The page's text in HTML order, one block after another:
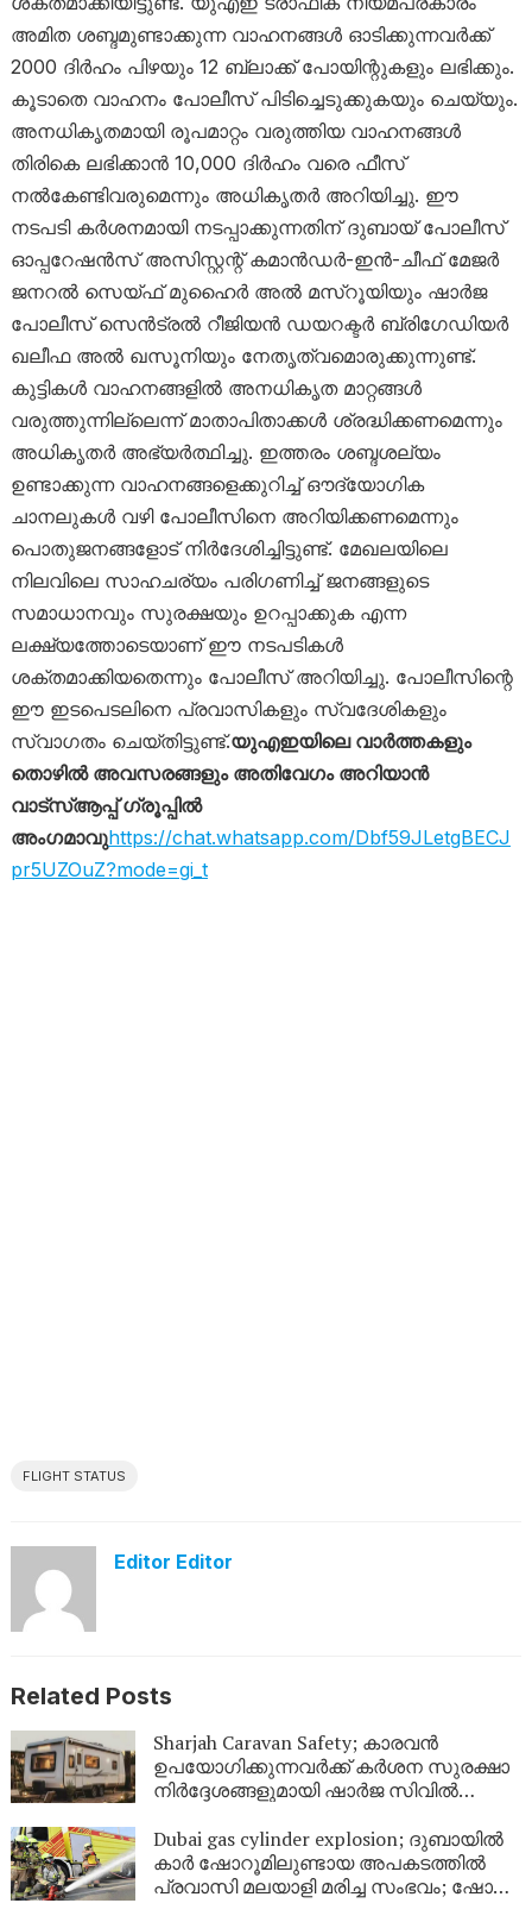
അമിത ശബ്ദമുണ്ടാക്കുന്ന വാഹനങ്ങൾ ഓടിക്കുന്നവർക്ക്
2000 ദിർഹം പിഴയും 12 ബ്ലാക്ക് പോയിന്റുകളും ലഭിക്കും.
കൂടാതെ വാഹനം പോലീസ് പിടിച്ചെടുക്കുകയും ചെയ്യും.
അനധികൃതമായി രൂപമാറ്റം വരുത്തിയ വാഹനങ്ങൾ
തിരികെ ലഭിക്കാൻ 10,000 ദിർഹം വരെ ഫീസ്
നൽകേണ്ടിവരുമെന്നും അധികൃതർ അറിയിച്ചു. ഈ
നടപടി കർശനമായി നടപ്പാക്കുന്നതിന് ദുബായ് പോലീസ്
ഓപ്പറേഷൻസ് അസിസ്റ്റന്റ് കമാൻഡർ-ഇൻ-ചീഫ് മേജർ
ജനറൽ സെയ്ഫ് മുഹൈർ അൽ മസ്‌റൂയിയും ഷാർജ
പോലീസ് സെൻട്രൽ റീജിയൻ ഡയറക്ടർ ബ്രിഗേഡിയർ
ഖലീഫ അൽ ഖസൂനിയും നേതൃത്വമൊരുക്കുന്നുണ്ട്.
കുട്ടികൾ വാഹനങ്ങളിൽ അനധികൃത മാറ്റങ്ങൾ
വരുത്തുന്നില്ലെന്ന് മാതാപിതാക്കൾ ശ്രദ്ധിക്കണമെന്നും
അധികൃതർ അഭ്യർത്ഥിച്ചു. ഇത്തരം ശബ്ദശല്യം
ഉണ്ടാക്കുന്ന വാഹനങ്ങളെക്കുറിച്ച് ഔദ്യോഗിക
ചാനലുകൾ വഴി പോലീസിനെ അറിയിക്കണമെന്നും
പൊതുജനങ്ങളോട് നിർദേശിച്ചിട്ടുണ്ട്. മേഖലയിലെ
നിലവിലെ സാഹചര്യം പരിഗണിച്ച് ജനങ്ങളുടെ
സമാധാനവും സുരക്ഷയും ഉറപ്പാക്കുക എന്ന
ലക്ഷ്യത്തോടെയാണ് ഈ നടപടികൾ
ശക്തമാക്കിയതെന്നും പോലീസ് അറിയിച്ചു. പോലീസിന്റെ
ഈ ഇടപെടലിനെ പ്രവാസികളും സ്വദേശികളും
സ്വാഗതം ചെയ്തിട്ടുണ്ട്.യുഎഇയിലെ വാർത്തകളും
തൊഴിൽ അവസരങ്ങളും അതിവേഗം അറിയാൻ
വാട്സ്ആപ്പ് ഗ്രൂപ്പിൽ
അംഗമാവുhttps://chat.whatsapp.com/Dbf59JLetgBECJ
pr5UZOuZ?mode=gi_t
FLIGHT STATUS
Editor Editor
Related Posts
Sharjah Caravan Safety; കാരവൻ
ഉപയോഗിക്കുന്നവർക്ക് കർശന സുരക്ഷാ
നിർദ്ദേശങ്ങളുമായി ഷാർജ സിവിൽ
Dubai gas cylinder explosion; ദുബായിൽ
കാർ ഷോറൂമിലുണ്ടായ അപകടത്തിൽ
പ്രവാസി മലയാളി മരിച്ച സംഭവം; ഷോറൂം